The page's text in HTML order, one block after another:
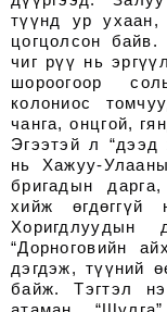
түүнд ур
цогцолсон байв.
чиг рүү нь
шороогоор
колониос
чанга, онцгой,
Эгээтэй л “дээд
нь Хажуу-
бригадын
хийж өгдөггүй
Хоригдлуудын
“Дорноговийн
дэгдэж, түүний
байж. Тэгтэл